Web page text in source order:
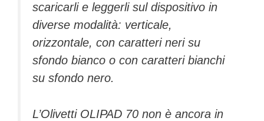
scaricarli e leggerli sul dispositivo in
diverse modalità: verticale,
orizzontale, con caratteri neri su
sfondo bianco o con caratteri bianchi
su sfondo nero.
L’Olivetti OLIPAD 70 non è ancora in